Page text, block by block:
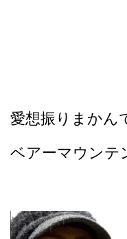
愛想振りまかん
ベアーマウンテ